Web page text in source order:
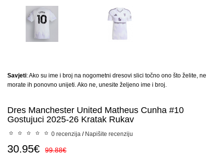
Savjeti: Ako su ime i broj na nogometni dresovi slici točno ono što želite, ne
morate ih ponovno unijeti. Ako ne, unesite željeno ime i broj.
Dres Manchester United Matheus Cunha #10
Gostujuci 2025-26 Kratak Rukav
0 recenzija / Napišite recenziju
30.95€ 99.88€